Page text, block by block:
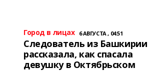
Город в лицах 6 АВГУСТА , 04:51
Следователь из Башкирии
рассказала, как спасала
девушку в Октябрьском